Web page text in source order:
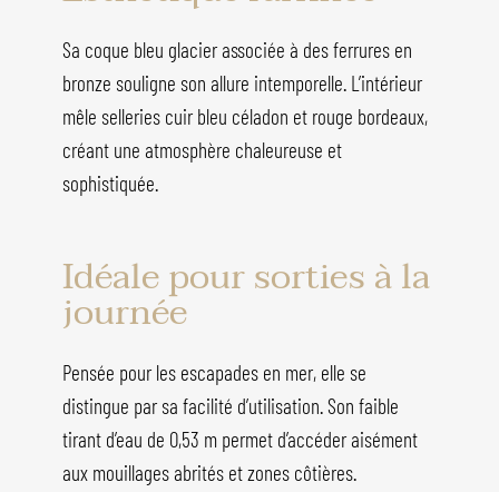
Sa coque bleu glacier associée à des ferrures en
bronze souligne son allure intemporelle. L’intérieur
mêle selleries cuir bleu céladon et rouge bordeaux,
créant une atmosphère chaleureuse et
sophistiquée.
Idéale pour sorties à la
journée
Pensée pour les escapades en mer, elle se
distingue par sa facilité d’utilisation. Son faible
tirant d’eau de 0,53 m permet d’accéder aisément
aux mouillages abrités et zones côtières.